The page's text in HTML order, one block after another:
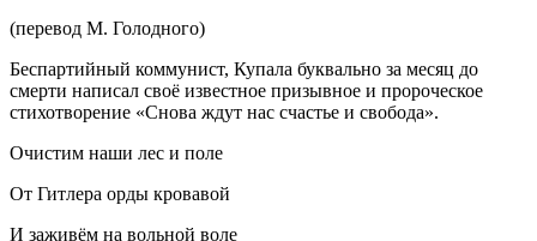
(перевод М. Голодного)
Беспартийный коммунист, Купала буквально за месяц до
смерти написал своё известное призывное и пророческое
стихотворение «Снова ждут нас счастье и свобода».
Очистим наши лес и поле
От Гитлера орды кровавой
И заживём на вольной воле